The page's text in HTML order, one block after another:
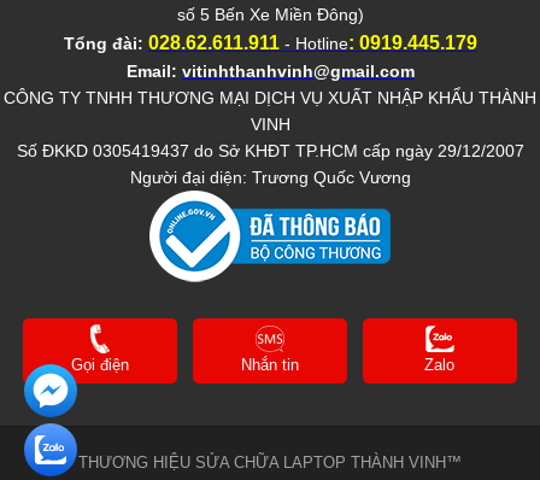
số 5 Bến Xe Miền Đông)
Tổng đài: 028.62.611.911 - Hotline: 0919.445.179
Email: vitinhthanhvinh@gmail.com
CÔNG TY TNHH THƯƠNG MẠI DỊCH VỤ XUẤT NHẬP KHẨU THÀNH
VINH
Số ĐKKD 0305419437 do Sở KHĐT TP.HCM cấp ngày 29/12/2007
Người đại diện: Trương Quốc Vương
Gọi điện Nhắn tin Zalo
THƯƠNG HIỆU SỬA CHỮA LAPTOP THÀNH VINH™